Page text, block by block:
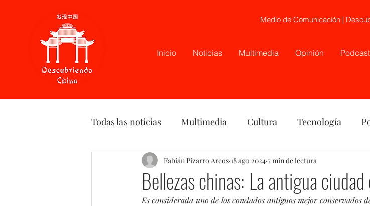
Medio de Comunicación |
Inicio Noticias Multimedia Opinión Podcast
Todas las noticias Multimedia Cultura Tecnología
Podcast Opinión China Etnia
Bellezas chinas: La antigua
Fabián Pizarro Arcos 18 ago 2024 7 min de lectura
Es considerada uno de los condados antiguos mejor conservados